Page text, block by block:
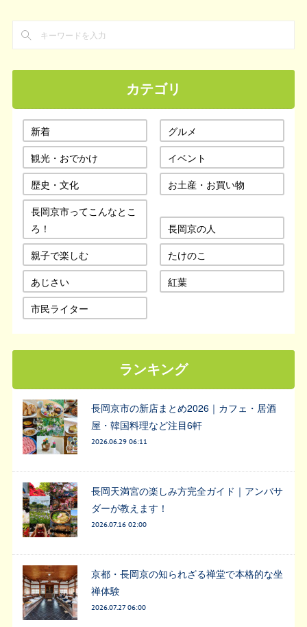
カテゴリ
新着
グルメ
観光・おでかけ
イベント
歴史・文化
お土産・お買い物
長岡京市ってこんなとこ
ろ！
長岡京の人
親子で楽しむ
たけのこ
あじさい
紅葉
市民ライター
ランキング
長岡京市の新店まとめ2026｜カフェ・居酒
屋・韓国料理など注目6軒
2026.06.29 06:11
長岡天満宮の楽しみ方完全ガイド｜アンバサ
ダーが教えます！
2026.07.16 02:00
京都・長岡京の知られざる禅堂で本格的な坐
禅体験
2026.07.27 06:00